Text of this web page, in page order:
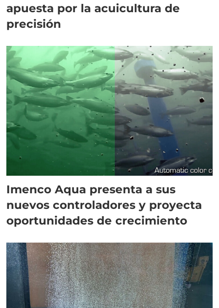
apuesta por la acuicultura de
precisión
Imenco Aqua presenta a sus
nuevos controladores y proyecta
oportunidades de crecimiento